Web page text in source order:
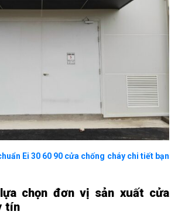
Ei 30 60 90 cửa chống cháy chi tiết bạn
chọn đơn vị sản xuất cửa
tín